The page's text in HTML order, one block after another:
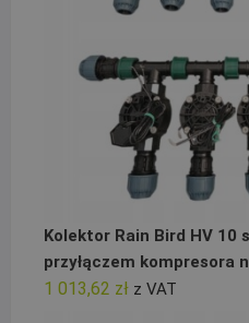
Kolektor Rain Bird HV 10
przyłączem kompresora
1 013,62 zł z VAT